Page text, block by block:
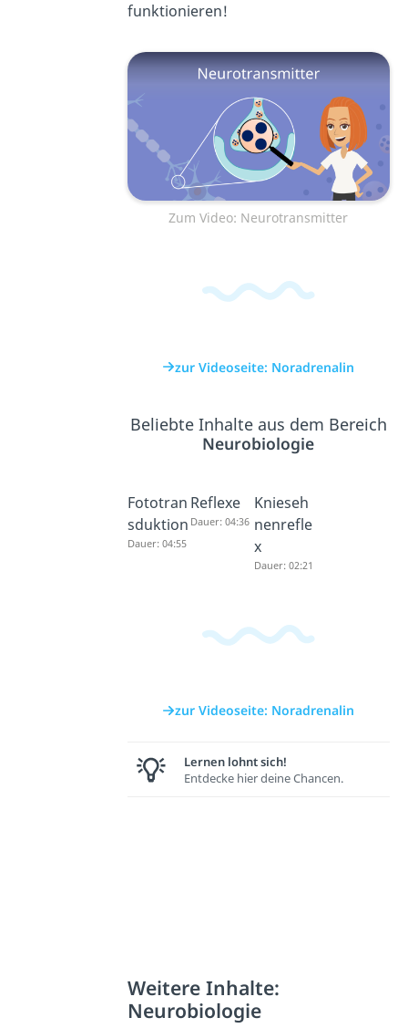
funktionieren!
Zum Video: Neurotransmitter
zur Videoseite: Noradrenalin
Beliebte Inhalte aus dem Bereich
Neurobiologie
Fototran
sduktion
Dauer: 04:55
Reflexe
Dauer: 04:36
Knieseh
nenrefle
x
Dauer: 02:21
zur Videoseite: Noradrenalin
Lernen lohnt sich!
Entdecke hier deine Chancen.
Weitere Inhalte:
Neurobiologie